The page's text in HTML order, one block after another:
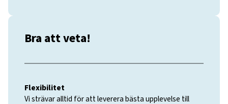
Bra att veta!
Flexibilitet
Vi strävar alltid för att leverera bästa upplevelse till